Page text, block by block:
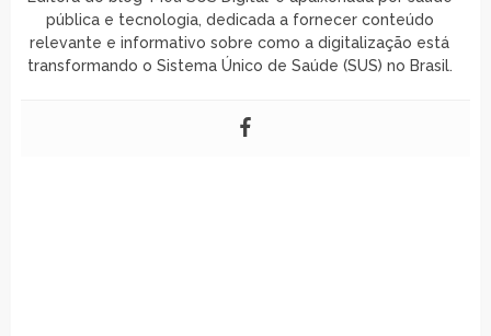
pública e tecnologia, dedicada a fornecer conteúdo
relevante e informativo sobre como a digitalização está
transformando o Sistema Único de Saúde (SUS) no Brasil.